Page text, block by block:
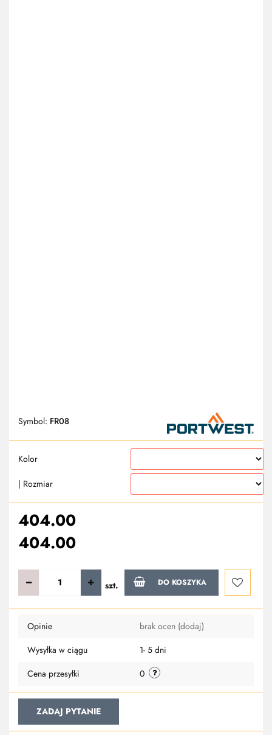
Symbol: FR08
Kolor
| Rozmiar
404.00
404.00
szt. DO KOSZYKA
Do
Opinie brak ocen (dodaj)
Wysyłka w ciągu
1- 5 dni
Cena przesyłki
0
ZADAJ PYTANIE